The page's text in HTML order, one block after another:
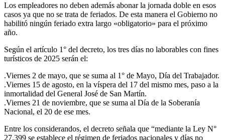
Los empleadores no deben además abonar la jornada doble en esos
casos ya que no se trata de feriados. De esta manera el Gobierno no
habilitó ningún feriado extra largo «obligatorio» para el próximo
año.
Según el artículo 1° del decreto, los tres días no laborables con fines
turísticos de 2025 serán el:
.Viernes 2 de mayo, que se suma al 1° de Mayo, Día del Trabajador.
.Viernes 15 de agosto, en la víspera del 17 del mismo mes, paso a la
inmortalidad del General José de San Martín.
.Viernes 21 de noviembre, que se suma al Día de la Soberanía
Nacional, el 20 de ese mes.
Entre los considerandos, el decreto señala que “mediante la Ley N°
27.399 se establece el régimen de feriados nacionales y días no